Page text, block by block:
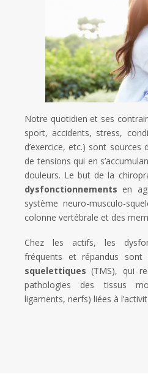
Notre quotidien et ses
sport, accidents, stress,
d’exercice, etc.) sont
de tensions qui en
douleurs. Le but de la
dysfonctionnements en
système neuro-musculo-
colonne vertébrale et des
Chez les actifs, les
fréquents et répandus sont
squelettiques(TMS), qui
pathologies des tissus
ligaments, nerfs) liées à